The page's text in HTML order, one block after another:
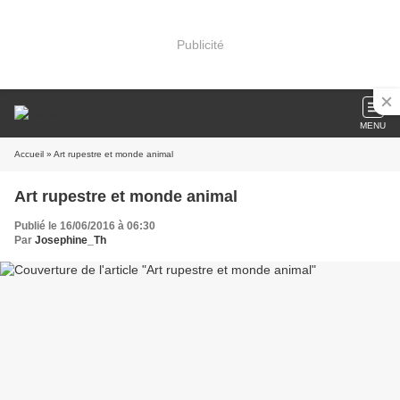
Publicité
MENU
Accueil » Art rupestre et monde animal
Art rupestre et monde animal
Publié le 16/06/2016 à 06:30
Par Josephine_Th